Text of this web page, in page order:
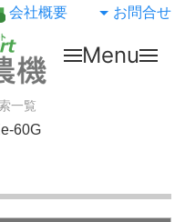
会社概要 お問合せ
Menu
一覧
60G